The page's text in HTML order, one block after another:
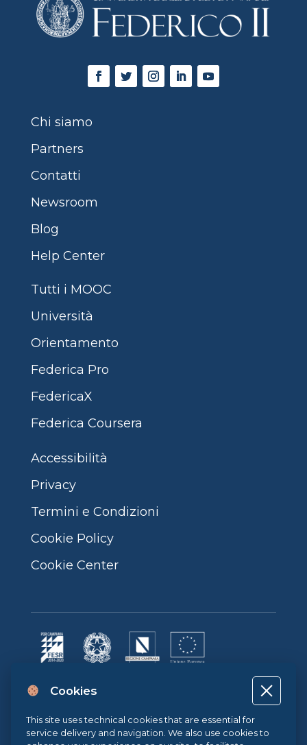
Chi siamo
Partners
Contatti
Newsroom
Blog
Help Center
Tutti i MOOC
Università
Orientamento
Federica Pro
FedericaX
Federica Coursera
Accessibilità
Privacy
Termini e Condizioni
Cookie Policy
Cookie Center
Progetto cofinanziato dall’Unione Europea, dallo Stato Italiano e dalla
Regione Campania POR CAMPANIA FESR 2014-2020 | ASSE II –
OBIETTIVO TEMATICO 2O.S. 2.3 | AZIONE 2.3.1 | Progetto: LA FABBRICA
DIGITALE
Cookies
This site uses technical cookies that are essential for
service delivery and navigation. We also use cookies to